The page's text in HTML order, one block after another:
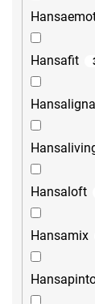
Hansafit
Hansaligna
Hansaloft
Hansamix